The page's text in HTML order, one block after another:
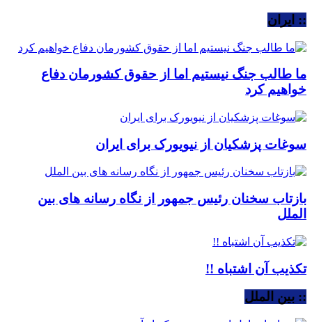
:: ایران
ما طالب جنگ نیستیم اما از حقوق کشورمان دفاع
خواهیم کرد
سوغات پزشکیان از نیویورک برای ایران
بازتاب سخنان رئیس جمهور از نگاه رسانه های بین
الملل
تکذیب آن اشتباه !!
:: بین الملل